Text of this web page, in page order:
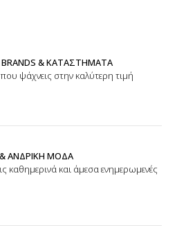
& ΚΑΤΑΣΤΗΜΑΤΑ
ψάχνεις στην καλύτερη τιμή
& ΑΝΔΡΙΚΗ ΜΟΔΑ
καθημερινά και άμεσα ενημερωμενές